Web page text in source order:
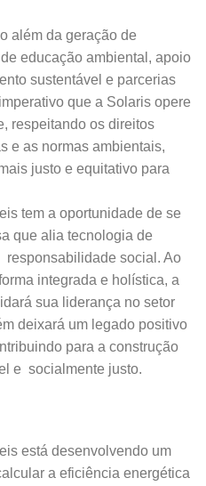
além da geração de
educação ambiental, apoio
sustentável e parcerias
que a Solaris opere
respeitando os direitos
e as normas ambientais,
justo e equitativo para
tem a oportunidade de se
que alia tecnologia de
responsabilidade social. Ao
integrada e holística, a
sua liderança no setor
deixará um legado positivo
para a construção
e socialmente justo.
está desenvolvendo um
a eficiência energética